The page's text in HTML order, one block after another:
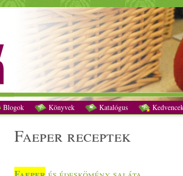
faeper receptek - Vegetáriánus receptek
Blogok Könyvek Katalógus
faeper receptek